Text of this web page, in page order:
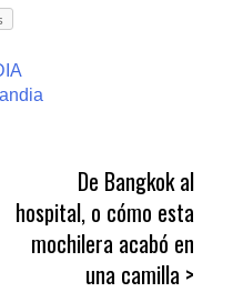
De Bangkok al
hospital, o cómo esta
mochilera acabó en
una camilla